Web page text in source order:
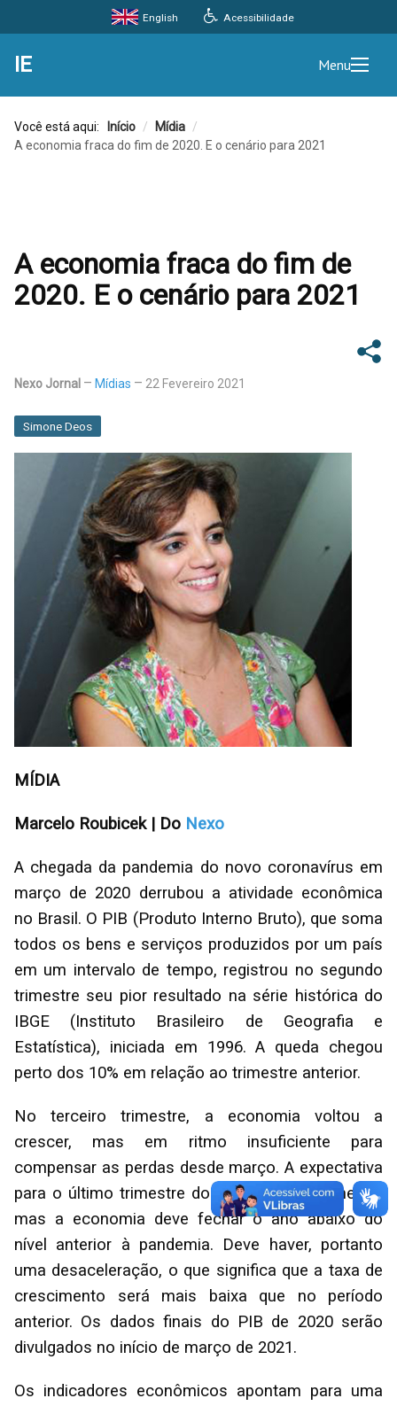
Acessibilidade
English
IE Menu
Você está aqui: Início / Mídia /
A economia fraca do fim de 2020. E o cenário para 2021
A economia fraca do fim de
2020. E o cenário para 2021
Nexo Jornal Mídias 22 Fevereiro 2021
Simone Deos
MÍDIA
Marcelo Roubicek | Do Nexo
A chegada da pandemia do novo coronavírus em
março de 2020 derrubou a atividade econômica
no Brasil. O PIB (Produto Interno Bruto), que soma
todos os bens e serviços produzidos por um país
em um intervalo de tempo, registrou no segundo
trimestre seu pior resultado na série histórica do
IBGE (Instituto Brasileiro de Geografia e
Estatística), iniciada em 1996. A queda chegou
perto dos 10% em relação ao trimestre anterior.
No terceiro trimestre, a economia voltou a
crescer, mas em ritmo insuficiente para
compensar as perdas desde março. A expectativa
para o último trimestre do ano é de crescimento,
mas a economia deve fechar o ano abaixo do
nível anterior à pandemia. Deve haver, portanto
uma desaceleração, o que significa que a taxa de
crescimento será mais baixa que no período
anterior. Os dados finais do PIB de 2020 serão
divulgados no início de março de 2021.
Os indicadores econômicos apontam para uma